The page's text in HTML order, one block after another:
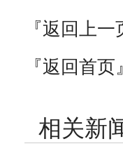
『返回上一
『返回首页』
相关新